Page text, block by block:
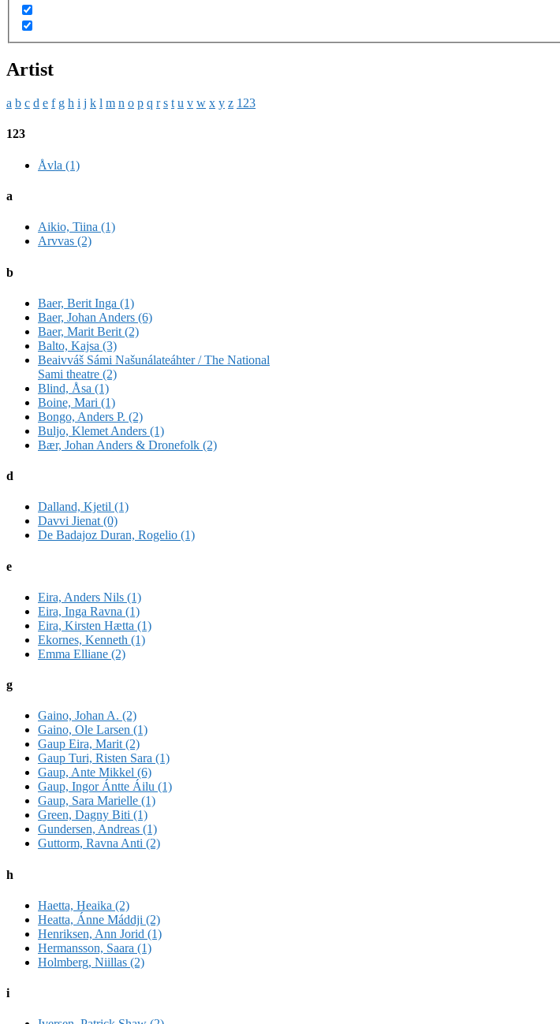
Artist
a b c d e f g h i j k l m n o p q r s t u v w x y z 123
123
Åvla (1)
a
Aikio, Tiina (1)
Arvvas (2)
b
Baer, Berit Inga (1)
Baer, Johan Anders (6)
Baer, Marit Berit (2)
Balto, Kajsa (3)
Beaivváš Sámi Našunálateáhter / The National
Sami theatre (2)
Blind, Åsa (1)
Boine, Mari (1)
Bongo, Anders P. (2)
Buljo, Klemet Anders (1)
Bær, Johan Anders & Dronefolk (2)
d
Dalland, Kjetil (1)
Davvi Jienat (0)
De Badajoz Duran, Rogelio (1)
e
Eira, Anders Nils (1)
Eira, Inga Ravna (1)
Eira, Kirsten Hætta (1)
Ekornes, Kenneth (1)
Emma Elliane (2)
g
Gaino, Johan A. (2)
Gaino, Ole Larsen (1)
Gaup Eira, Marit (2)
Gaup Turi, Risten Sara (1)
Gaup, Ante Mikkel (6)
Gaup, Ingor Ántte Áilu (1)
Gaup, Sara Marielle (1)
Green, Dagny Biti (1)
Gundersen, Andreas (1)
Guttorm, Ravna Anti (2)
h
Haetta, Heaika (2)
Heatta, Ánne Máddji (2)
Henriksen, Ann Jorid (1)
Hermansson, Saara (1)
Holmberg, Niillas (2)
i